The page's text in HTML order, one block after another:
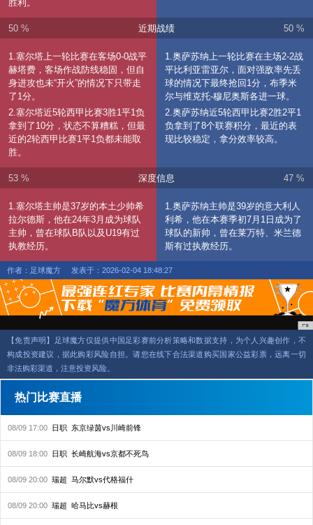
胜利。
近期战绩
50 %
1.塞尔塔上一轮比赛在客场0-0战平
赫塔费，客场作战防线稳固，但自
身进攻也未“开火”的情况下只带走
了1分。
2.塞尔塔近5轮西甲比赛3胜1平1负
拿到了10分，状态不算糟糕，但最
近的2轮西甲比赛1平1负都未能取
胜。
50 %
1.奥萨苏纳上一轮比赛在主场2-2战
平比利亚雷亚尔，面对强敌率先丢
球的情况下最终抢回1分，布季米
尔与维克托-穆尼奥斯各进一球。
2.奥萨苏纳近5轮西甲比赛2胜2平1
负拿到了8个联赛积分，最近的表
现比较稳定，拿分效率较高。
深度信息
53 %
1.塞尔塔主帅是37岁的本土少帅希
拉尔德斯，他在24年3月成为球队
主帅，曾在球队B队以及U19有过
执教经历。
47 %
1.奥萨苏纳主帅是39岁的意大利人
利希，他在本赛季初7月1日成为了
球队的新帅，曾在莱万特、米兰德
斯有过执教经历。
作者：足球魔方 发表于：2026-02-04 18:48:27
【免责声明】足球魔方仅提供中国足彩赛前分析策略和数据支持，为个人兴趣创作，不
构成投资建议，据此购彩风险自担。请您在线下合法渠道购买国家公益彩票，远离一切
非法购彩渠道，注意投资风险。
热门比赛直播
08/09 17:00 日职 东京绿茵vs川崎前锋
08/09 18:00 日职 长崎航海vs京都不死鸟
08/09 20:00 瑞超 马尔默vs代格福什
08/09 20:00 瑞超 哈马比vs赫根